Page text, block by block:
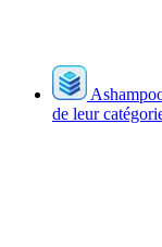
de leur